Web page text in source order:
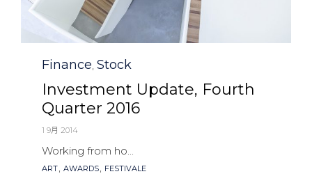
Category
Finance Stock
Investment Update, Fourth
Quarter 2016
1 9月 2014
Working from ho...
Tags
ART AWARDS FESTIVALE